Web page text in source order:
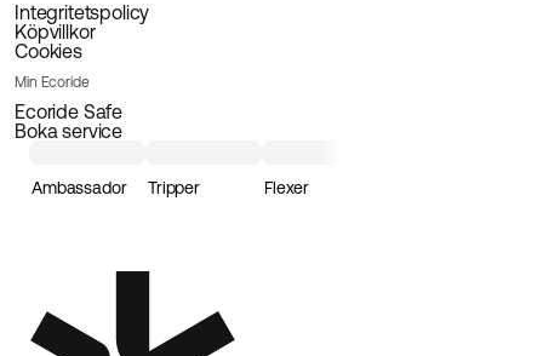
Integritetspolicy
Köpvillkor
Cookies
Min Ecoride
Ecoride Safe
Boka service
Ambassador Tripper Flexer